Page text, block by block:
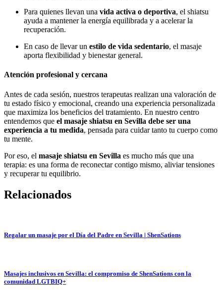
Para quienes llevan una vida activa o deportiva, el shiatsu
ayuda a mantener la energía equilibrada y a acelerar la
recuperación.
En caso de llevar un estilo de vida sedentario, el masaje
aporta flexibilidad y bienestar general.
Atención profesional y cercana
Antes de cada sesión, nuestros terapeutas realizan una valoración de
tu estado físico y emocional, creando una experiencia personalizada
que maximiza los beneficios del tratamiento. En nuestro centro
entendemos que el masaje shiatsu en Sevilla debe ser una
experiencia a tu medida, pensada para cuidar tanto tu cuerpo como
tu mente.
Por eso, el masaje shiatsu en Sevilla es mucho más que una
terapia: es una forma de reconectar contigo mismo, aliviar tensiones
y recuperar tu equilibrio.
Relacionados
Regalar un masaje por el Día del Padre en Sevilla | ShenSations
Masajes inclusivos en Sevilla: el compromiso de ShenSations con la
comunidad LGTBIQ+